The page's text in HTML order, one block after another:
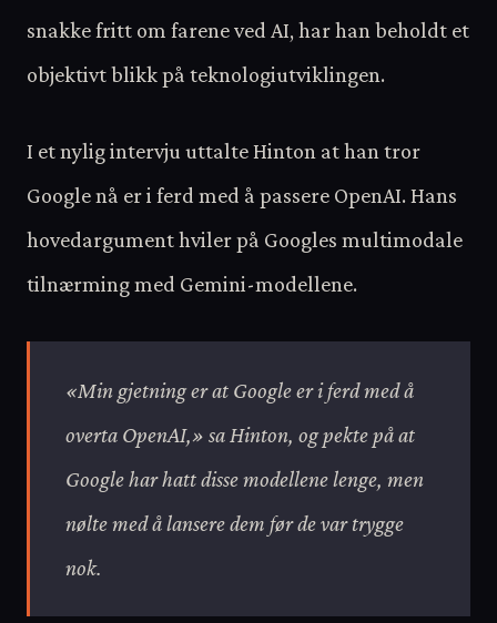
snakke fritt om farene ved AI, har han beholdt et
objektivt blikk på teknologiutviklingen.
I et nylig intervju uttalte Hinton at han tror
Google nå er i ferd med å passere OpenAI. Hans
hovedargument hviler på Googles multimodale
tilnærming med Gemini-modellene.
«Min gjetning er at Google er i ferd med å
overta OpenAI,» sa Hinton, og pekte på at
Google har hatt disse modellene lenge, men
nølte med å lansere dem før de var trygge
nok.